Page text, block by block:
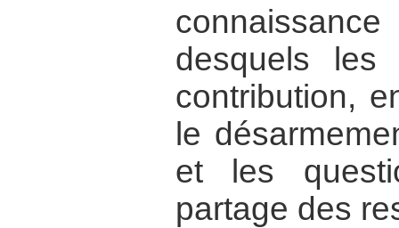
desquels les
contribution,
le
et les
partage des